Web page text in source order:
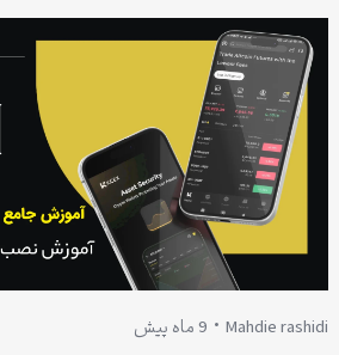
Mahdie rashidi 9 ماه پیش